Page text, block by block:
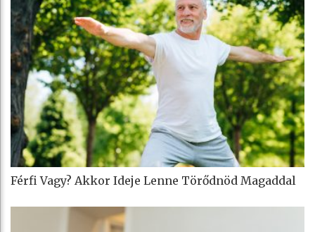
Férfi Vagy? Akkor Ideje Lenne Törődnöd Magaddal